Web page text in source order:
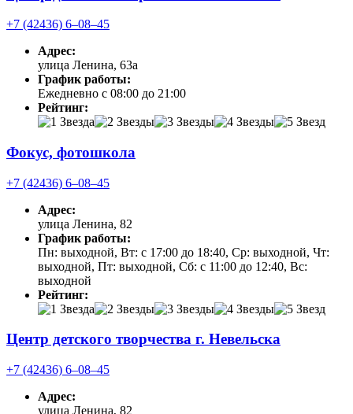
+7 (42436) 6‒08‒45
Адрес:
улица Ленина, 63а
График работы:
Ежедневно с 08:00 до 21:00
Рейтинг:
Фокус, фотошкола
+7 (42436) 6‒08‒45
Адрес:
улица Ленина, 82
График работы:
Пн: выходной, Вт: с 17:00 до 18:40, Ср: выходной, Чт:
выходной, Пт: выходной, Сб: с 11:00 до 12:40, Вс:
выходной
Рейтинг:
Центр детского творчества г. Невельска
+7 (42436) 6‒08‒45
Адрес:
улица Ленина, 82